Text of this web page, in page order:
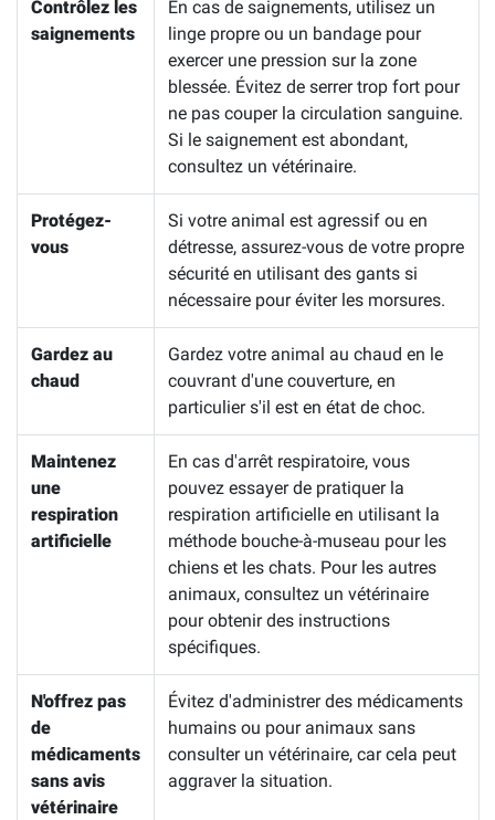
Contrôlez les
saignements
En cas de saignements, utilisez un
linge propre ou un bandage pour
exercer une pression sur la zone
blessée. Évitez de serrer trop fort pour
ne pas couper la circulation sanguine.
Si le saignement est abondant,
consultez un vétérinaire.
Protégez-
vous
Si votre animal est agressif ou en
détresse, assurez-vous de votre propre
sécurité en utilisant des gants si
nécessaire pour éviter les morsures.
Gardez au
chaud
Gardez votre animal au chaud en le
couvrant d'une couverture, en
particulier s'il est en état de choc.
Maintenez
une
respiration
artificielle
En cas d'arrêt respiratoire, vous
pouvez essayer de pratiquer la
respiration artificielle en utilisant la
méthode bouche-à-museau pour les
chiens et les chats. Pour les autres
animaux, consultez un vétérinaire
pour obtenir des instructions
spécifiques.
N'offrez pas
de
médicaments
sans avis
vétérinaire
Évitez d'administrer des médicaments
humains ou pour animaux sans
consulter un vétérinaire, car cela peut
aggraver la situation.